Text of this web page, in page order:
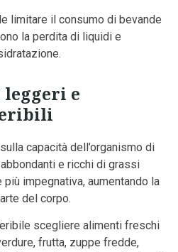
limitare il consumo di bevande
la perdita di liquidi e
e
capacità dell’organismo di
e ricchi di grassi
impegnativa, aumentando la
del corpo.
scegliere alimenti freschi
frutta, zuppe fredde,